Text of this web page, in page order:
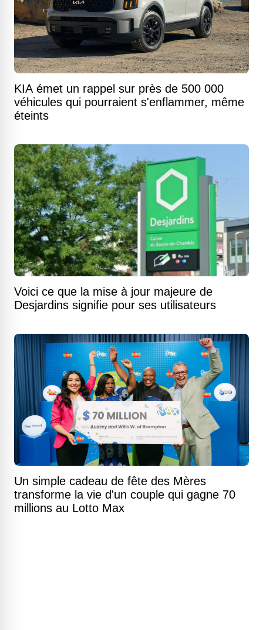
KIA émet un rappel sur près de 500 000
véhicules qui pourraient s'enflammer, même
éteints
Voici ce que la mise à jour majeure de
Desjardins signifie pour ses utilisateurs
Un simple cadeau de fête des Mères
transforme la vie d'un couple qui gagne 70
millions au Lotto Max